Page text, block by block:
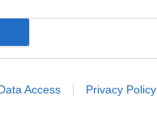
Access Privacy Policy